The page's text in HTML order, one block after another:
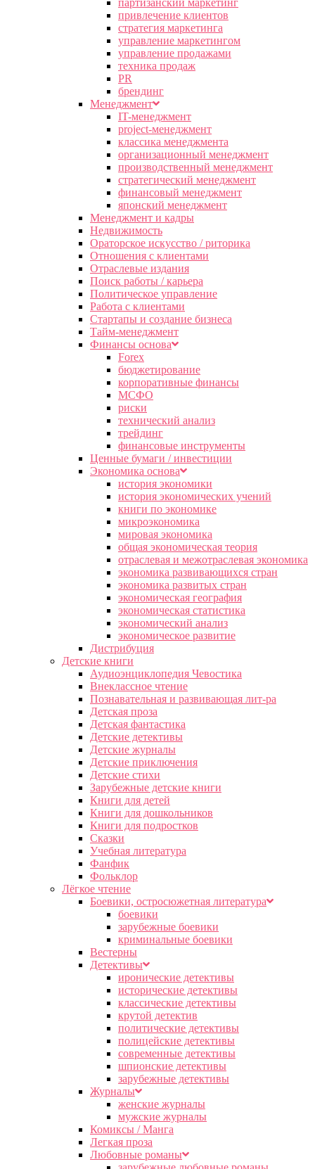
партизанский маркетинг
привлечение клиентов
стратегия маркетинга
управление маркетингом
управление продажами
техника продаж
PR
брендинг
Менеджмент
IT-менеджмент
project-менеджмент
классика менеджмента
организационный менеджмент
производственный менеджмент
стратегический менеджмент
финансовый менеджмент
японский менеджмент
Менеджмент и кадры
Недвижимость
Ораторское искусство / риторика
Отношения с клиентами
Отраслевые издания
Поиск работы / карьера
Политическое управление
Работа с клиентами
Стартапы и создание бизнеса
Тайм-менеджмент
Финансы основа
Forex
бюджетирование
корпоративные финансы
МСФО
риски
технический анализ
трейдинг
финансовые инструменты
Ценные бумаги / инвестиции
Экономика основа
история экономики
история экономических учений
книги по экономике
микроэкономика
мировая экономика
общая экономическая теория
отраслевая и межотраслевая экономика
экономика развивающихся стран
экономика развитых стран
экономическая география
экономическая статистика
экономический анализ
экономическое развитие
Дистрибуция
Детские книги
Аудиоэнциклопедия Чевостика
Внеклассное чтение
Познавательная и развивающая лит-ра
Детская проза
Детская фантастика
Детские детективы
Детские журналы
Детские приключения
Детские стихи
Зарубежные детские книги
Книги для детей
Книги для дошкольников
Книги для подростков
Сказки
Учебная литература
Фанфик
Фольклор
Лёгкое чтение
Боевики, остросюжетная литература
боевики
зарубежные боевики
криминальные боевики
Вестерны
Детективы
иронические детективы
исторические детективы
классические детективы
крутой детектив
политические детективы
полицейские детективы
современные детективы
шпионские детективы
зарубежные детективы
Журналы
женские журналы
мужские журналы
Комиксы / Манга
Легкая проза
Любовные романы